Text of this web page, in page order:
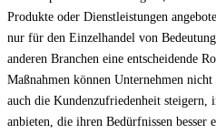
Produkte oder Dienstleistungen
nur für den Einzelhandel von
anderen Branchen eine entscheidende
Maßnahmen können Unternehmen
auch die Kundenzufriedenheit steigern,
anbieten, die ihren Bedürfnissen besser